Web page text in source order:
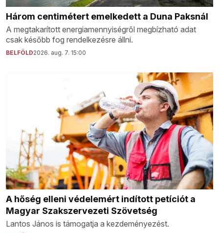
Három centimétert emelkedett a Duna Paksnál
A megtakarított energiamennyiségről megbízható adat
csak később fog rendelkezésre állni.
BELFÖLD2026. aug. 7. 15:00
A hőség elleni védelemért indított petíciót a
Magyar Szakszervezeti Szövetség
Lantos János is támogatja a kezdeményezést.